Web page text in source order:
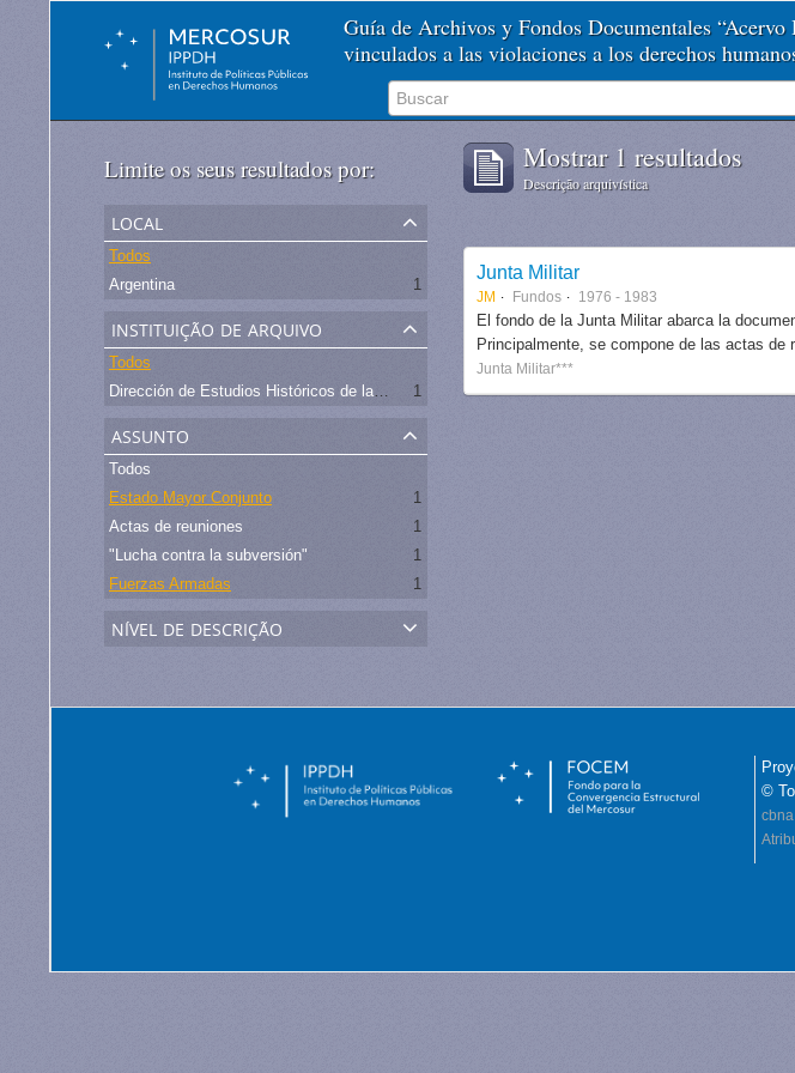
Guía de Archivos y Fondos Documentales
vinculados a las violaciones a los derechos
Limite os seus resultados por:
local
Todos
Argentina
1
instituição de arquivo
Todos
Dirección de Estudios Históricos de la Fuerza Aérea
1
assunto
Todos
Estado Mayor Conjunto
1
Actas de reuniones
1
"Lucha contra la subversión"
1
Fuerzas Armadas
1
nível de descrição
Mostrar 1 resultados
Descrição arquivística
Junta Militar
JM Fundos 1976 - 1983
El fondo de la Junta Militar abarca la
Principalmente, se compone de las actas
Junta Militar***
©
cbna